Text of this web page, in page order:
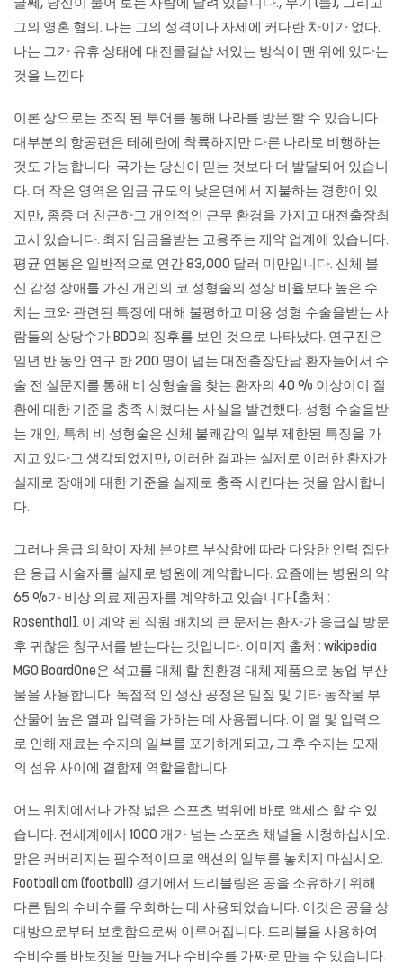
글쎄, 당신이 물어 보는 사람에 달려 있습니다., 무기 (들), 그리고
그의 영혼 혐의. 나는 그의 성격이나 자세에 커다란 차이가 없다.
나는 그가 유휴 상태에 대전콜걸샵 서있는 방식이 맨 위에 있다는
것을 느낀다.
이론 상으로는 조직 된 투어를 통해 나라를 방문 할 수 있습니다.
대부분의 항공편은 테헤란에 착륙하지만 다른 나라로 비행하는
것도 가능합니다. 국가는 당신이 믿는 것보다 더 발달되어 있습니
다. 더 작은 영역은 임금 규모의 낮은면에서 지불하는 경향이 있
지만, 종종 더 친근하고 개인적인 근무 환경을 가지고 대전출장최
고시 있습니다. 최저 임금을받는 고용주는 제약 업계에 있습니다.
평균 연봉은 일반적으로 연간 83,000 달러 미만입니다. 신체 불
신 감정 장애를 가진 개인의 코 성형술의 정상 비율보다 높은 수
치는 코와 관련된 특징에 대해 불평하고 미용 성형 수술을받는 사
람들의 상당수가 BDD의 징후를 보인 것으로 나타났다. 연구진은
일년 반 동안 연구 한 200 명이 넘는 대전출장만남 환자들에서 수
술 전 설문지를 통해 비 성형술을 찾는 환자의 40 % 이상이이 질
환에 대한 기준을 충족 시켰다는 사실을 발견했다. 성형 수술을받
는 개인, 특히 비 성형술은 신체 불쾌감의 일부 제한된 특징을 가
지고 있다고 생각되었지만, 이러한 결과는 실제로 이러한 환자가
실제로 장애에 대한 기준을 실제로 충족 시킨다는 것을 암시합니
다..
그러나 응급 의학이 자체 분야로 부상함에 따라 다양한 인력 집단
은 응급 시술자를 실제로 병원에 계약합니다. 요즘에는 병원의 약
65 %가 비상 의료 제공자를 계약하고 있습니다 [출처 :
Rosenthal]. 이 계약 된 직원 배치의 큰 문제는 환자가 응급실 방문
후 귀찮은 청구서를 받는다는 것입니다. 이미지 출처 : wikipedia :
MGO BoardOne은 석고를 대체 할 친환경 대체 제품으로 농업 부산
물을 사용합니다. 독점적 인 생산 공정은 밀짚 및 기타 농작물 부
산물에 높은 열과 압력을 가하는 데 사용됩니다. 이 열 및 압력으
로 인해 재료는 수지의 일부를 포기하게되고, 그 후 수지는 모재
의 섬유 사이에 결합제 역할을합니다.
어느 위치에서나 가장 넓은 스포츠 범위에 바로 액세스 할 수 있
습니다. 전세계에서 1000 개가 넘는 스포츠 채널을 시청하십시오.
맑은 커버리지는 필수적이므로 액션의 일부를 놓치지 마십시오.
Football am (football) 경기에서 드리블링은 공을 소유하기 위해
다른 팀의 수비수를 우회하는 데 사용되었습니다. 이것은 공을 상
대방으로부터 보호함으로써 이루어집니다. 드리블을 사용하여
수비수를 바보짓을 만들거나 수비수를 가짜로 만들 수 있습니다.